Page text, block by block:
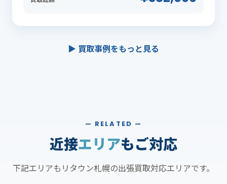
▶ 買取事例をもっと見る
— RELATED —
近接エリアもご対応
下記エリアもリタウン札幌の出張買取対応エリアです。